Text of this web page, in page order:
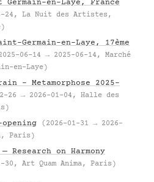
en-Laye, France
24, La Nuit des Artistes,
Germain-en-Laye, 17ème
06-14 → 2025-06-14, Marché
en-Laye)
– Metamorphose 2025–
26 → 2026-01-04, Halle des
(2026-01-31 → 2026-
Paris)
Research on Harmony
30, Art Quam Anima, Paris)